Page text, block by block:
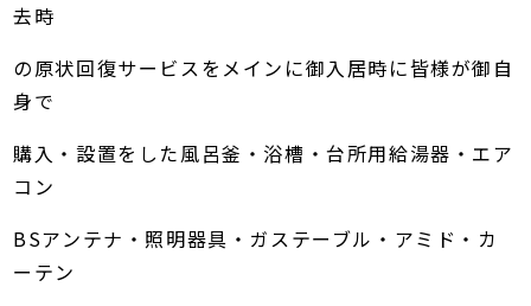
去時
の原状回復サービスをメインに御入居時に皆様が御自
身で
購入・設置をした風呂釜・浴槽・台所用給湯器・エア
コン
BSアンテナ・照明器具・ガステーブル・アミド・カ
ーテン